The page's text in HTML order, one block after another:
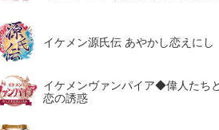
イケメン源氏伝 あやかし恋えにし
イケメンヴァンパイア◆偉人たちと
恋の誘惑